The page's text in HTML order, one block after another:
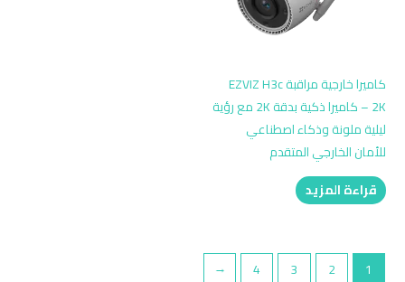
كاميرا خارجية مراقبة EZVIZ H3c
2K – كاميرا ذكية بدقة 2K مع رؤية
ليلية ملونة وذكاء اصطناعي
للأمان الخارجي المتقدم
قراءة المزيد
1
2
3
4
←